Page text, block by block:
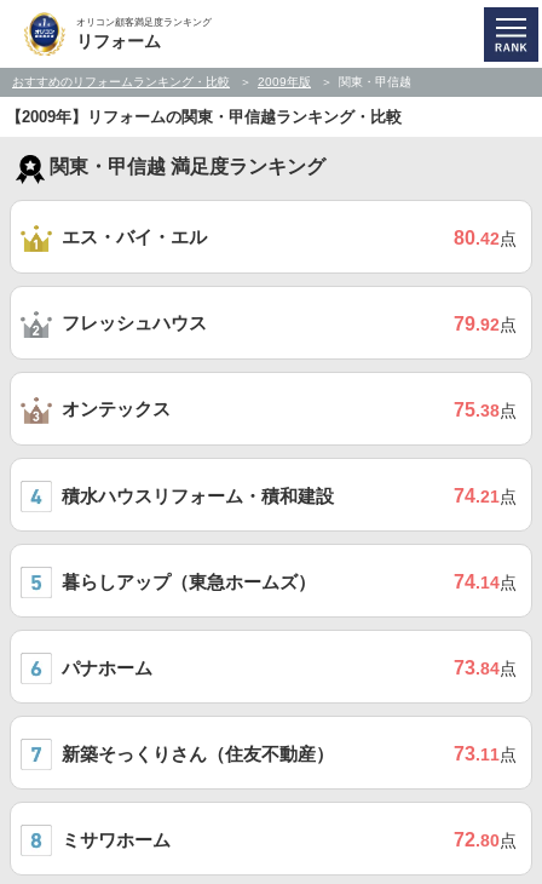
オリコン顧客満足度ランキング
リフォーム
おすすめのリフォームランキング・比較 2009年版 関東・甲信越
【2009年】リフォームの関東・甲信越ランキング・比較
関東・甲信越 満足度ランキング
エス・バイ・エル 80.42点
フレッシュハウス 79.92点
オンテックス 75.38点
積水ハウスリフォーム・積和建設 74.21点
暮らしアップ（東急ホームズ） 74.14点
パナホーム 73.84点
新築そっくりさん（住友不動産） 73.11点
ミサワホーム 72.80点